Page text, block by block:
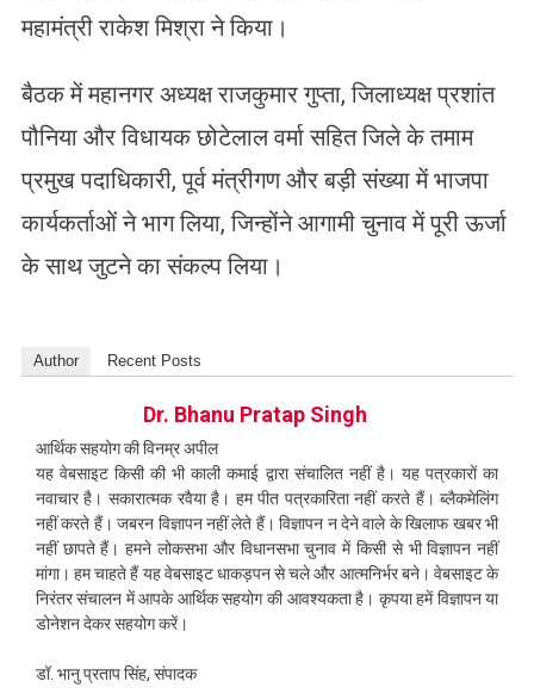
महामंत्री राकेश मिश्रा ने किया।
बैठक में महानगर अध्यक्ष राजकुमार गुप्ता, जिलाध्यक्ष प्रशांत
पौनिया और विधायक छोटेलाल वर्मा सहित जिले के तमाम
प्रमुख पदाधिकारी, पूर्व मंत्रीगण और बड़ी संख्या में भाजपा
कार्यकर्ताओं ने भाग लिया, जिन्होंने आगामी चुनाव में पूरी ऊर्जा
के साथ जुटने का संकल्प लिया।
Author Recent Posts
Dr. Bhanu Pratap Singh
आर्थिक सहयोग की विनम्र अपील
यह वेबसाइट किसी की भी काली कमाई द्वारा संचालित नहीं है। यह पत्रकारों का
नवाचार है। सकारात्मक रवैया है। हम पीत पत्रकारिता नहीं करते हैं। ब्लैकमेलिंग
नहीं करते हैं। जबरन विज्ञापन नहीं लेते हैं। विज्ञापन न देने वाले के खिलाफ खबर भी
नहीं छापते हैं। हमने लोकसभा और विधानसभा चुनाव में किसी से भी विज्ञापन नहीं
मांगा। हम चाहते हैं यह वेबसाइट धाकड़पन से चले और आत्मनिर्भर बने। वेबसाइट के
निरंतर संचालन में आपके आर्थिक सहयोग की आवश्यकता है। कृपया हमें विज्ञापन या
डोनेशन देकर सहयोग करें।
डॉ. भानु प्रताप सिंह, संपादक